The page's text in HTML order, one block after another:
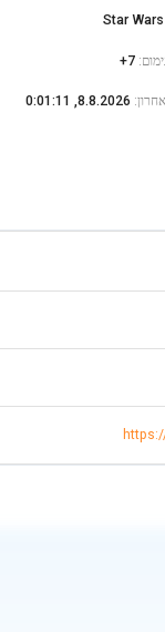
Star Wars
:
7+
:
8.8.2026, 0:01:11